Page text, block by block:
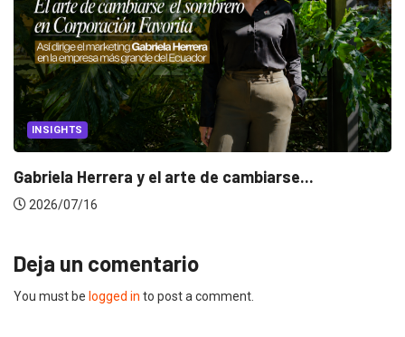
INSIGHTS
Gabriela Herrera y el arte de cambiarse...
2026/07/16
Deja un comentario
You must be logged in to post a comment.